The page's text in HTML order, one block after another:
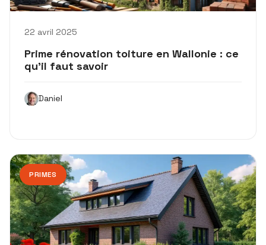
22 avril 2025
Prime rénovation toiture en Wallonie : ce
qu’il faut savoir
Daniel
PRIMES